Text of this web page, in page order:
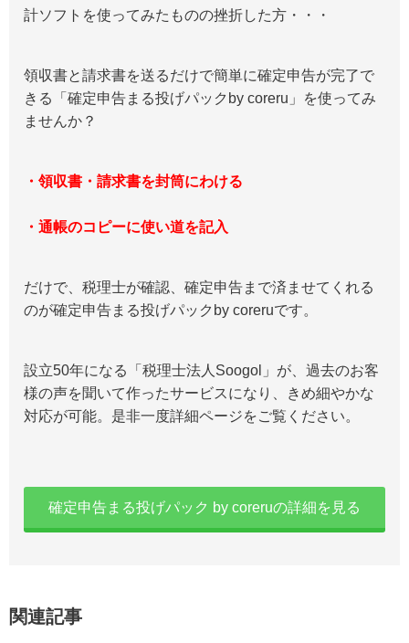
計ソフトを使ってみたものの挫折した方・・・
領収書と請求書を送るだけで簡単に確定申告が完了で
きる「確定申告まる投げパックby coreru」を使ってみ
ませんか？
・領収書・請求書を封筒にわける
・通帳のコピーに使い道を記入
だけで、税理士が確認、確定申告まで済ませてくれる
のが確定申告まる投げパックby coreruです。
設立50年になる「税理士法人Soogol」が、過去のお客
様の声を聞いて作ったサービスになり、きめ細やかな
対応が可能。是非一度詳細ページをご覧ください。
確定申告まる投げパック by coreruの詳細を見る
関連記事